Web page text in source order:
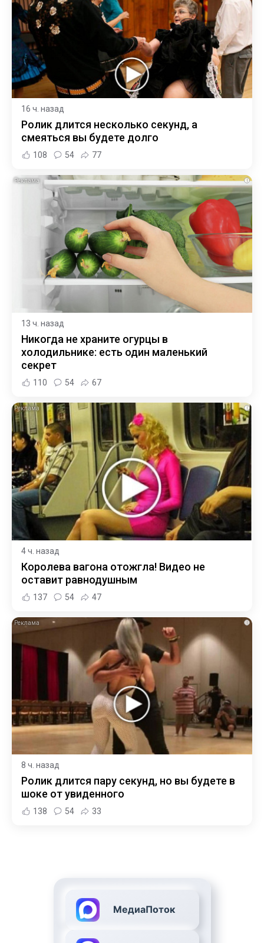
16 ч. назад
Ролик длится несколько секунд, а
смеяться вы будете долго
108 54 77
i
13 ч. назад
Никогда не храните огурцы в
холодильнике: есть один маленький
секрет
110 54 67
i
4 ч. назад
Королева вагона отожгла! Видео не
оставит равнодушным
137 54 47
i
8 ч. назад
Ролик длится пару секунд, но вы будете в
шоке от увиденного
138 54 33
МедиаПоток